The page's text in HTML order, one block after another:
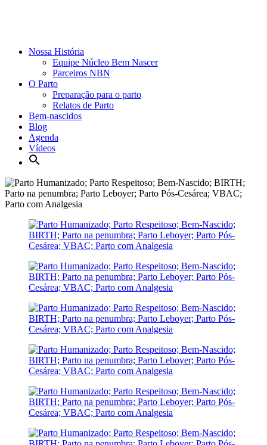
Nossa História
Equipe Núcleo Bem Nascer
Parceiros NBN
O Parto
Preparação para o parto
Relatos de Parto
Bem-nascidos
Blog
Agenda
Vídeos